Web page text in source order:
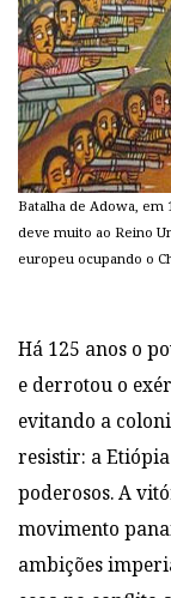
Batalha de Adowa,
deve muito ao Reino
europeu ocupando o
Há 125 anos o
e derrotou o
evitando a
resistir: a
poderosos. A
movimento
ambições